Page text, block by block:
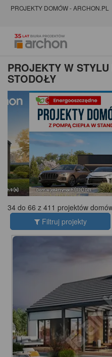
PROJEKTY DOMÓW - ARCHON.PL
PROJEKTY W
STODOŁY
34 do 66 z 411 projektów
Filtruj projekty